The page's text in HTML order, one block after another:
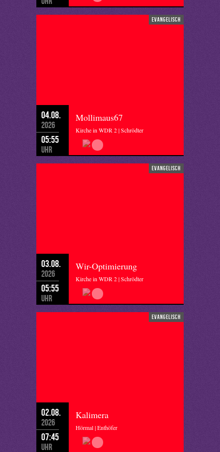
evangelisch
04.08.
2026
05:55
Uhr
Mollimaus67
Kirche in WDR 2 | Schrödter
evangelisch
03.08.
2026
05:55
Uhr
Wir-Optimierung
Kirche in WDR 2 | Schrödter
evangelisch
02.08.
2026
07:45
Uhr
Kalimera
Hörmal | Enthöfer